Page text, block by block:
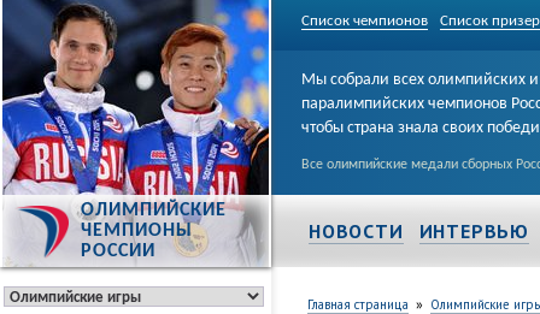
Список чемпионов Список
ОЛИМПИЙСКИЕ
ЧЕМПИОНЫ
РОССИИ
Мы собрали всех олимпийских и
паралимпийских чемпионов
чтобы страна знала своих
Все олимпийские медали сборных
НОВОСТИ ИНТЕРВЬЮ
Главная страница » Олимпийские